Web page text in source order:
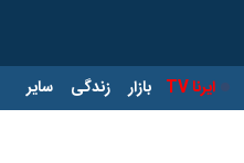
ایرنا TV بازار زندگی سایر